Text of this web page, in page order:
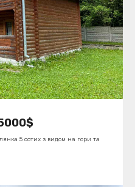
5 сотих з видом на гори та